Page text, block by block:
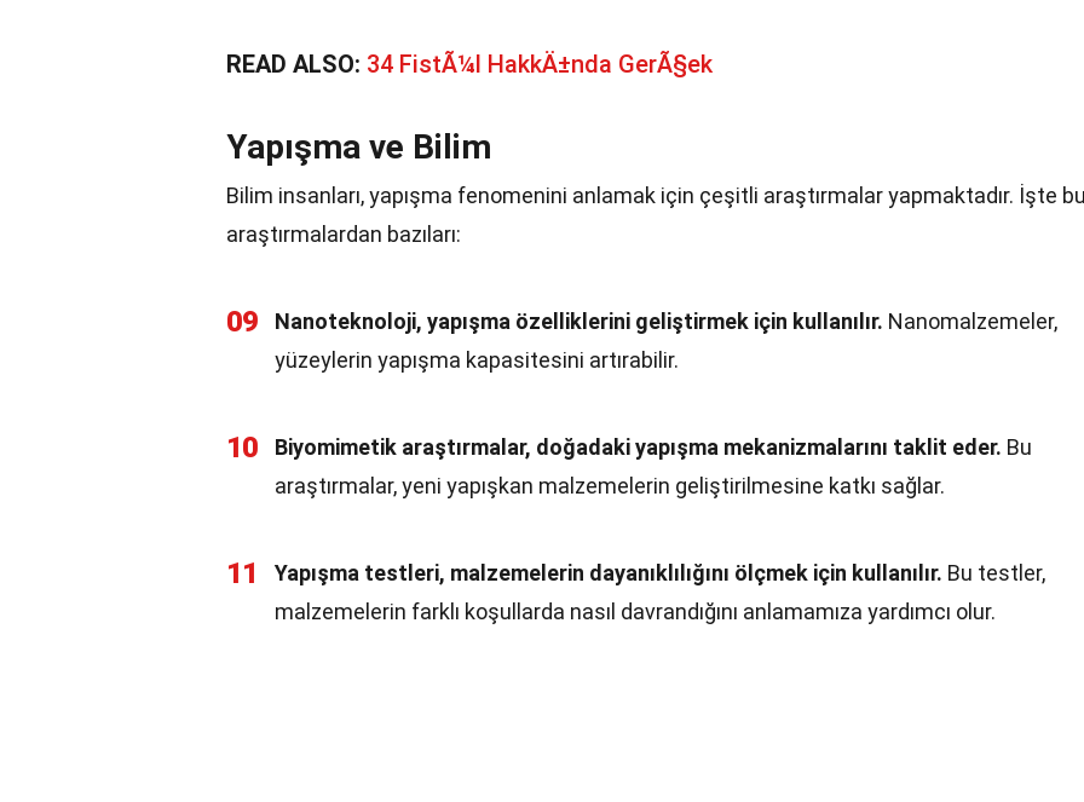
READ ALSO: 34 FistÃ¼l HakkÄ±nda GerÃ§ek
Yapışma ve Bilim
Bilim insanları, yapışma fenomenini anlamak için çeşitli araştırmalar yapmaktadır. İşte
araştırmalardan bazıları:
09 Nanoteknoloji, yapışma özelliklerini geliştirmek için kullanılır. Nanomalzemeler,
yüzeylerin yapışma kapasitesini artırabilir.
10 Biyomimetik araştırmalar, doğadaki yapışma mekanizmalarını taklit eder. Bu
araştırmalar, yeni yapışkan malzemelerin geliştirilmesine katkı sağlar.
11 Yapışma testleri, malzemelerin dayanıklılığını ölçmek için kullanılır. Bu testler,
malzemelerin farklı koşullarda nasıl davrandığını anlamamıza yardımcı olur.